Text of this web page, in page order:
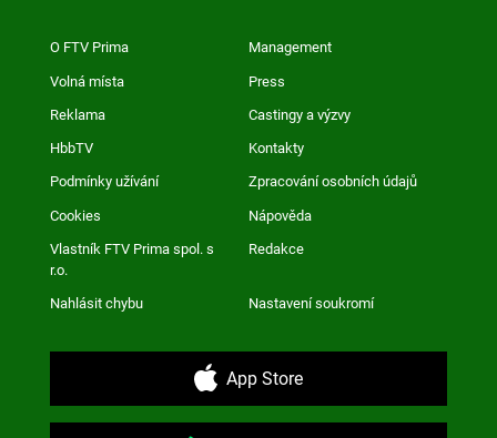
O FTV Prima Management
Volná místa Press
Reklama Castingy a výzvy
HbbTV Kontakty
Podmínky užívání Zpracování osobních údajů
Cookies Nápověda
Vlastník FTV Prima spol. s
r.o.
Redakce
Nahlásit chybu Nastavení soukromí
App Store